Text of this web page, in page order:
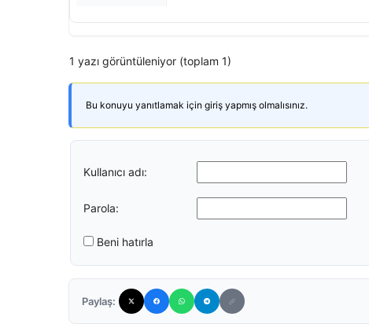
1 yazı görüntüleniyor (toplam 1)
Bu konuyu yanıtlamak için giriş yapmış olmalısınız.
Kullanıcı adı:
Parola:
Beni hatırla
Paylaş: